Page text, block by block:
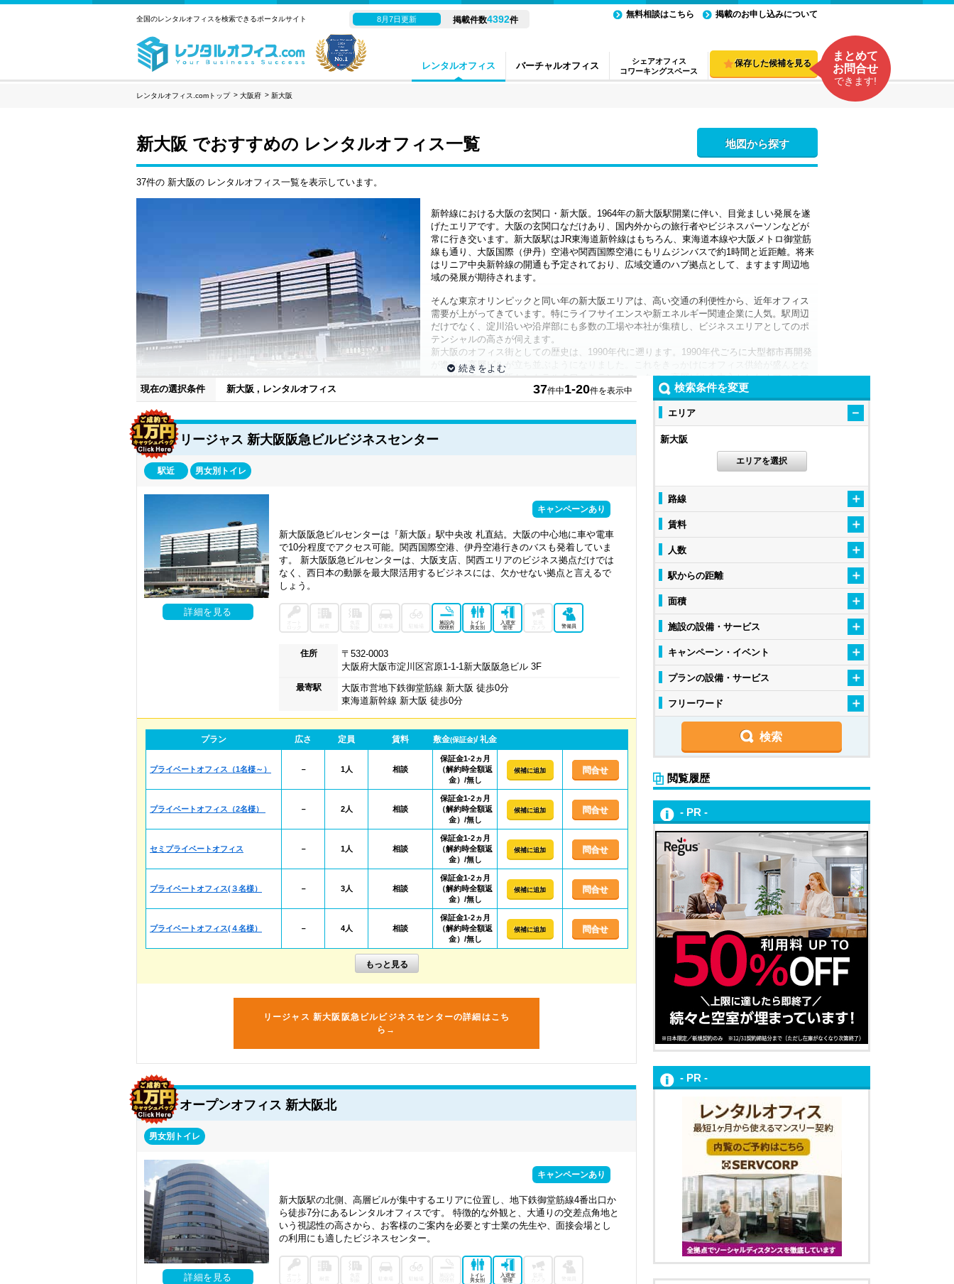
レンタルオフィス バーチャルオフィス
シェアオフィス
コワーキングスペース
全国のレンタルオフィスを検索できるポータルサイト 8月7日更新 掲載件数4392件
無料相談はこちら 掲載のお申し込みについて
保存した候補を見る
まとめて
お問合せ
できます!
レンタルオフィス.comトップ 大阪府 新大阪
新大阪 でおすすめの レンタルオフィス一覧 地図から探す
37件の 新大阪の レンタルオフィス一覧を表示しています。
新幹線における大阪の玄関口・新大阪。1964年の新大阪駅開業に伴い、目覚ましい発展を遂
げたエリアです。大阪の玄関口なだけあり、国内外からの旅行者やビジネスパーソンなどが
常に行き交います。新大阪駅はJR東海道新幹線はもちろん、東海道本線や大阪メトロ御堂筋
線も通り、大阪国際（伊丹）空港や関西国際空港にもリムジンバスで約1時間と近距離。将来
はリニア中央新幹線の開通も予定されており、広域交通のハブ拠点として、ますます周辺地
域の発展が期待されます。
そんな東京オリンピックと同い年の新大阪エリアは、高い交通の利便性から、近年オフィス
需要が上がってきています。特にライフサイエンスや新エネルギー関連企業に人気。駅周辺
だけでなく、淀川沿いや沿岸部にも多数の工場や本社が集積し、ビジネスエリアとしてのポ
テンシャルの高さが伺えます。
新大阪のオフィス街としての歴史は、1990年代に遡ります。1990年代ごろに大型都市再開発
が進み、高層ビルが立ち並ぶようになりました。これをきっかけにオフィス供給が盛んとな
り、現在でも新大阪セントラルタワーをランドマークに、高層ビルを中心としたオフィスマ
ーケットが形成されています。
梅田などと比べるとまだまだエリアとしての規模は小さいものの、交通面の開発はめざまし
く、最近では2019年にJRおおさか東線の北区間を開業。先述したリニア中央新幹線の開通だけでなく阪急新大阪連絡線や北陸新幹線の乗り入れなども構想に含まれ
ており、これに伴いオフィスエリアとしての価値もより高まるものと見られます。
新大阪だけでなく、現在大阪自体のオフィスマーケットが成長中と考えられています。ここ数年でオフィスの空室率は上がりましたが、大型都市再開発なども進む
ことから、さらなるオフィス供給が見込まれるでしょう。 また2025年に大阪万博が開催されますから、より人の動きが活発になることが予想されます。万博に高い
経済効果を期待する企業やビジネスパーソンも多く、ビジネス拡大の機会と捉えられるでしょう。万博では新サービスや技術導入の場としても展開が計画されてお
り、世界中から高い注目を集めることとなりそうです。国内だけでなく世界を介して人の流動が活発になることから、さらなるオフィス需要が期待されます。
このように大阪全体がオフィスマーケットにおいて高い注目を集める中、交通の玄関口となる新大阪エリアはビジネス拡大の拠点として非常に有効と考えられま
す。とくに大阪府内だけでなく国内、国外とやり取りする企業にとって、新大阪駅の利便性の高さは魅力的に映るでしょう。
また大阪自体がスタートアップや起業を支援する助成金制度を積極的に出しているため、これからどこかに場所を構えてビジネスを始めたいとお考えの人にもおす
すめ。新しいサービスの開発支援や、新規の販路開拓を目的とした補助金を出しており、小規模事業者に便利な支援制度が多いです。レンタルオフィスの場所選び
では、こういった助成金や補助金などのサポート要素も加味して探してみると、より自社のビジネスや取り組みに合ったオフィス選びが叶います。
ベンチャーやスタートアップにとって魅力的な支援を積極的に行なっている大阪府のなかでも、とくに交通の利便性が高い新大阪。よりグローバルな視点でビジネ
ス拡大していきたい、事業を大きくしたいとお考えの企業におすすめのエリアです。 今後大型再開発が進みオフィス供給も高まることから、よりレンタルオフィス
の選択肢も増えることが予想されます。レンタルオフィス.comでは大阪府内はもちろん、新大阪エリアのさまざまなレンタルオフィスをご紹介しておりますので、
ぜひ自社に合った施設を探してみてはいかがですか？
現在の選択条件 新大阪 , レンタルオフィス 37件中1-20件を表示中
リージャス 新大阪阪急ビルビジネスセンター
駅近 男女別トイレ
詳細を見る
キャンペーンあり
新大阪阪急ビルセンターは『新大阪』駅中央改 札直結。大阪の中心地に車や電車
で10分程度でアクセス可能。関西国際空港、伊丹空港行きのバスも発着していま
す。 新大阪阪急ビルセンターは、大阪支店、関西エリアのビジネス拠点だけでは
なく、西日本の動脈を最大限活用するビジネスには、欠かせない拠点と言えるで
しょう。
施設内
喫煙所
トイレ
男女別
入退室
管理
警備員
住所
〒532-0003
大阪府大阪市淀川区宮原1-1-1新大阪阪急ビル 3F
最寄駅
大阪市営地下鉄御堂筋線 新大阪 徒歩0分
東海道新幹線 新大阪 徒歩0分
プラン 広さ 定員 賃料 敷金(保証金)/ 礼金
プライベートオフィス（1名様～） － 1人 相談
保証金1-2ヵ月
（解約時全額返
金）/無し
候補に追加 問合せ
プライベートオフィス（2名様） － 2人 相談
保証金1-2ヵ月
（解約時全額返
金）/無し
候補に追加 問合せ
セミプライベートオフィス － 1人 相談
保証金1-2ヵ月
（解約時全額返
金）/無し
候補に追加 問合せ
プライベートオフィス(３名様） － 3人 相談
保証金1-2ヵ月
（解約時全額返
金）/無し
候補に追加 問合せ
プライベートオフィス(４名様） － 4人 相談
保証金1-2ヵ月
（解約時全額返
金）/無し
候補に追加 問合せ
リージャス 新大阪阪急ビルビジネスセンターの詳細はこち
ら→
オープンオフィス 新大阪北
男女別トイレ
詳細を見る
キャンペーンあり
新大阪駅の北側、高層ビルが集中するエリアに位置し、地下鉄御堂筋線4番出口か
ら徒歩7分にあるレンタルオフィスです。 特徴的な外観と、大通りの交差点角地と
いう視認性の高さから、お客様のご案内を必要とす士業の先生や、面接会場とし
の利用にも適したビジネスセンター。
トイレ
男女別
入退室
管理
検索条件を変更
エリア
新大阪
エリアを選択
路線
賃料
人数
駅からの距離
面積
施設の設備・サービス
キャンペーン・イベント
プランの設備・サービス
フリーワード
閲覧履歴
- PR -
- PR -